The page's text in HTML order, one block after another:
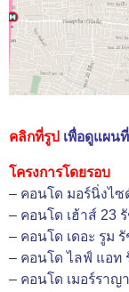
คลิกที่รูป เพื่อดูแผน
โครงการโดยรอบ
– คอนโด มอร์นิ่งไซ
– คอนโด เฮ้าส์ 23
– คอนโด เดอะ รูม
– คอนโด ไลฟ์ แอท
– คอนโด เมอร์ราญ